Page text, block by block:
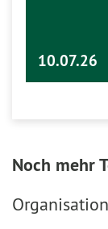
10.07.26
Noch mehr